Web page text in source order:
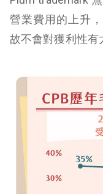
營業費用的上升
故不會對獲利性有